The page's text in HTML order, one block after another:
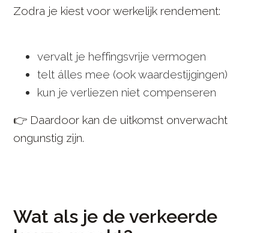
Zodra je kiest voor werkelijk rendement:
vervalt je heffingsvrije vermogen
telt álles mee (ook waardestijgingen)
kun je verliezen niet compenseren
👉 Daardoor kan de uitkomst onverwacht
ongunstig zijn.
Wat als je de verkeerde